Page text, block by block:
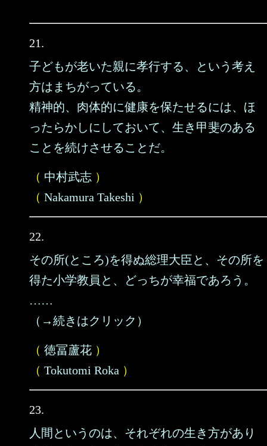
21.
子どもが老いた親に孝行する、という考え
方はまちがっている。
精神的、肉体的に健康を保たせるには、ほ
ったらかしにしておいて、生き甲斐のある
ことを続けさせることだ。
（ 中村武志 ）
（ Nakamura Takeshi ）
22.
その所(ところ)を得ぬ総理大臣と、その所を
得た小学教員と、どっちが幸福であろう。
……
（→続きはクリック）
（ 徳冨蘆花 ）
（ Tokutomi Roka ）
23.
人間というのは、それぞれの生き方があり